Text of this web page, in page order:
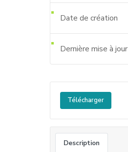
Date de création
Dernière mise à jour
Télécharger
Description